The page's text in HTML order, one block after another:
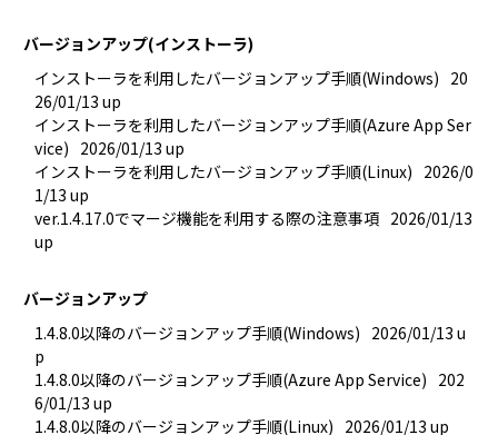
バージョンアップ(インストーラ)
インストーラを利用したバージョンアップ手順(Windows) 20
26/01/13 up
インストーラを利用したバージョンアップ手順(Azure App Ser
vice) 2026/01/13 up
インストーラを利用したバージョンアップ手順(Linux) 2026/0
1/13 up
ver.1.4.17.0でマージ機能を利用する際の注意事項 2026/01/13
up
バージョンアップ
1.4.8.0以降のバージョンアップ手順(Windows) 2026/01/13 u
p
1.4.8.0以降のバージョンアップ手順(Azure App Service) 202
6/01/13 up
1.4.8.0以降のバージョンアップ手順(Linux) 2026/01/13 up